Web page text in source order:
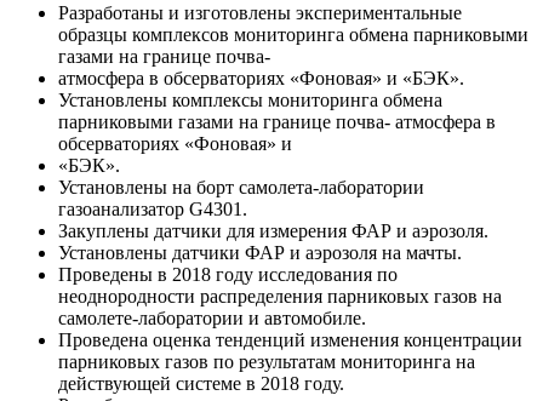
Разработаны и изготовлены экспериментальные
образцы комплексов мониторинга обмена парниковыми
газами на границе почва-
атмосфера в обсерваториях «Фоновая» и «БЭК».
Установлены комплексы мониторинга обмена
парниковыми газами на границе почва- атмосфера в
обсерваториях «Фоновая» и
«БЭК».
Установлены на борт самолета-лаборатории
газоанализатор G4301.
Закуплены датчики для измерения ФАР и аэрозоля.
Установлены датчики ФАР и аэрозоля на мачты.
Проведены в 2018 году исследования по
неоднородности распределения парниковых газов на
самолете-лаборатории и автомобиле.
Проведена оценка тенденций изменения концентрации
парниковых газов по результатам мониторинга на
действующей системе в 2018 году.